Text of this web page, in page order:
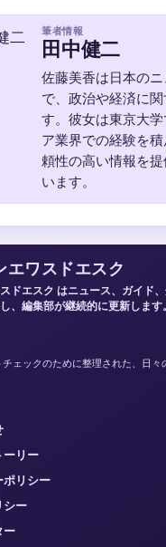
筆者情報
田中健二
佐藤美香は日本の
で、政治や経済に
す。彼女は東京大
ア業界での経験を
頼性の高い情報を
います。
エワスドエスク
ドエスク はニュース、ガイド
、編集部が継続的に更新します。
ェックのために整理された、日々
ーリー
ポリシー
シー
ー